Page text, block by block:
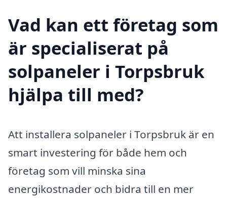
Vad kan ett företag som
är specialiserat på
solpaneler i Torpsbruk
hjälpa till med?
Att installera solpaneler i Torpsbruk är en
smart investering för både hem och
företag som vill minska sina
energikostnader och bidra till en mer